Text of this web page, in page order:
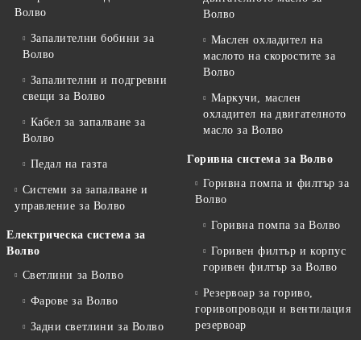
Волво
Запалителни бобини за
Волво
Запалителни и подгревни
свещи за Волво
Кабел за запалване за
Волво
Педал на газта
Системи за запалване и
управление за Волво
Електрическа система за
Волво
Светлини за Волво
Фарове за Волво
Задни светлини за Волво
Волво
Маслен охладител на
маслото на скоростите за
Волво
Маркучи, маслен
охладител на двигателното
масло за Волво
Горивна система за Волво
Горивна помпа и филтър за
Волво
Горивна помпа за Волво
Горивен филтър и корпус
горивен филтър за Волво
Резервоар за гориво,
горивопроводи и вентилация
резервоар